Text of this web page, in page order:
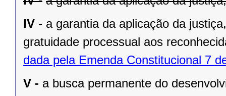
IV - a garantia da aplicação da
gratuidade processual aos
dada pela Emenda Constitucional 7
V - a busca permanente do